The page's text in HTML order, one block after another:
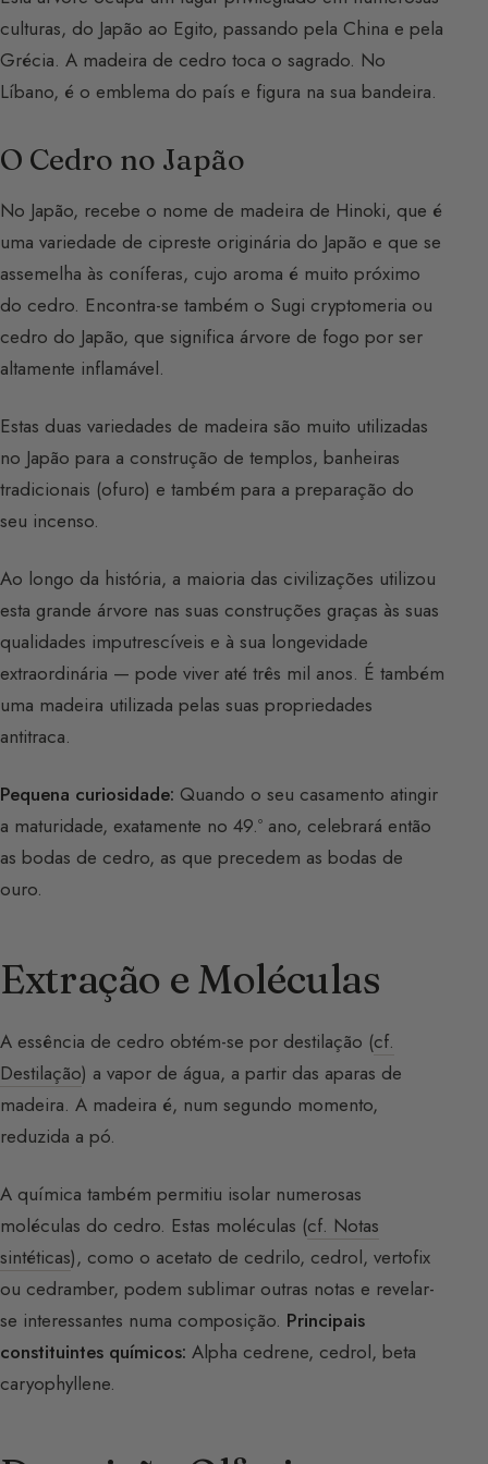
culturas, do Japão ao Egito, passando pela China e pela
Grécia. A madeira de cedro toca o sagrado. No
Líbano, é o emblema do país e figura na sua bandeira.
O Cedro no Japão
No Japão, recebe o nome de madeira de Hinoki, que é
uma variedade de cipreste originária do Japão e que se
assemelha às coníferas, cujo aroma é muito próximo
do cedro. Encontra-se também o Sugi cryptomeria ou
cedro do Japão, que significa árvore de fogo por ser
altamente inflamável.
Estas duas variedades de madeira são muito utilizadas
no Japão para a construção de templos, banheiras
tradicionais (ofuro) e também para a preparação do
seu incenso.
Ao longo da história, a maioria das civilizações utilizou
esta grande árvore nas suas construções graças às suas
qualidades imputrescíveis e à sua longevidade
extraordinária — pode viver até três mil anos. É também
uma madeira utilizada pelas suas propriedades
antitraca.
Pequena curiosidade: Quando o seu casamento atingir
a maturidade, exatamente no 49.º ano, celebrará então
as bodas de cedro, as que precedem as bodas de
ouro.
Extração e Moléculas
A essência de cedro obtém-se por destilação (cf.
Destilação) a vapor de água, a partir das aparas de
madeira. A madeira é, num segundo momento,
reduzida a pó.
A química também permitiu isolar numerosas
moléculas do cedro. Estas moléculas (cf. Notas
sintéticas), como o acetato de cedrilo, cedrol, vertofix
ou cedramber, podem sublimar outras notas e revelar-
se interessantes numa composição. Principais
constituintes químicos: Alpha cedrene, cedrol, beta
caryophyllene.